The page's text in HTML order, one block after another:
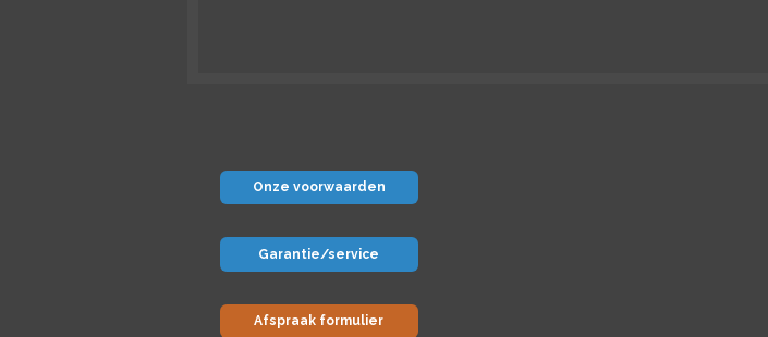
Onze voorwaarden
Garantie/service
Afspraak formulier